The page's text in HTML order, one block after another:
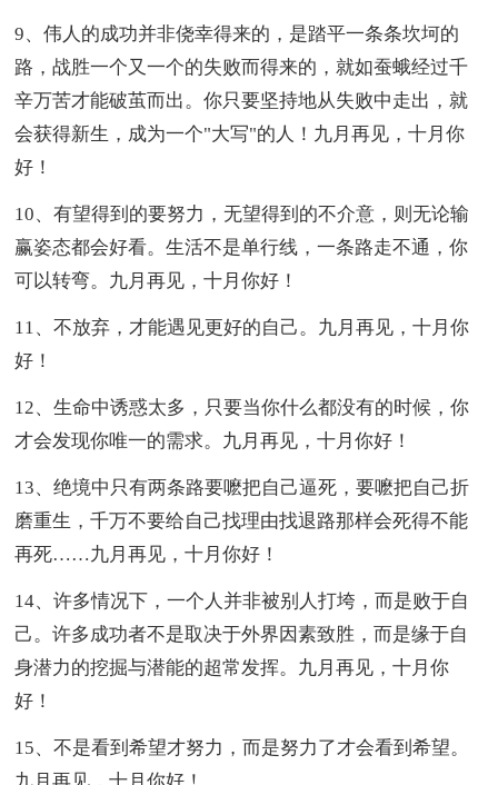
9、伟人的成功并非侥幸得来的，是踏平一条条坎坷的
路，战胜一个又一个的失败而得来的，就如蚕蛾经过千
辛万苦才能破茧而出。你只要坚持地从失败中走出，就
会获得新生，成为一个"大写"的人！九月再见，十月你
好！
10、有望得到的要努力，无望得到的不介意，则无论输
赢姿态都会好看。生活不是单行线，一条路走不通，你
可以转弯。九月再见，十月你好！
11、不放弃，才能遇见更好的自己。九月再见，十月你
好！
12、生命中诱惑太多，只要当你什么都没有的时候，你
才会发现你唯一的需求。九月再见，十月你好！
13、绝境中只有两条路要嚒把自己逼死，要嚒把自己折
磨重生，千万不要给自己找理由找退路那样会死得不能
再死……九月再见，十月你好！
14、许多情况下，一个人并非被别人打垮，而是败于自
己。许多成功者不是取决于外界因素致胜，而是缘于自
身潜力的挖掘与潜能的超常发挥。九月再见，十月你
好！
15、不是看到希望才努力，而是努力了才会看到希望。